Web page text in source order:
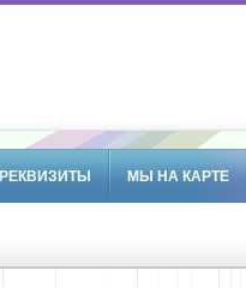
РЕКВИЗИТЫ МЫ НА КАРТЕ